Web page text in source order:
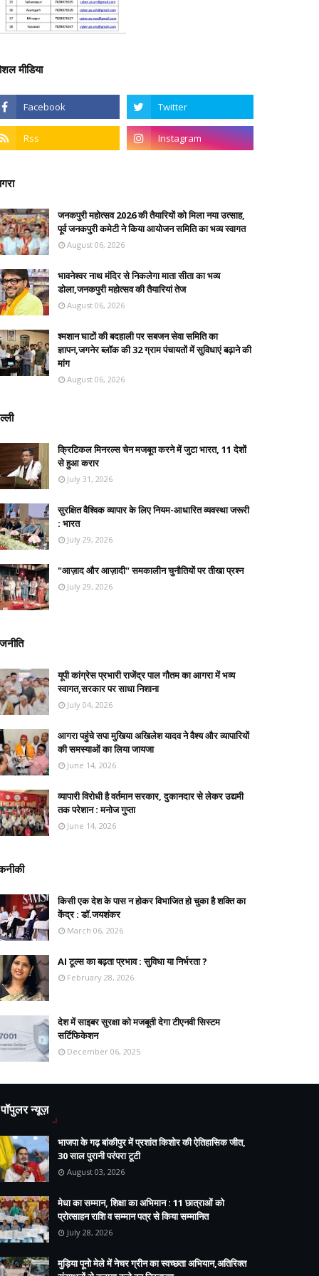
मीडिया
जनकपुरी महोत्सव 2026 की तैयारियों को मिला नया उत्साह,
पूर्व जनकपुरी कमेटी ने किया आयोजन समिति का भव्य स्वागत
August 06, 2026
भावनेश्वर नाथ मंदिर से निकलेगा माता सीता का भव्य
डोला,जनकपुरी महोत्सव की तैयारियां तेज
August 06, 2026
श्मशान घाटों की बदहाली पर सबजन सेवा समिति का
ज्ञापन,जगनेर ब्लॉक की 32 ग्राम पंचायतों में सुविधाएं बढ़ाने की
मांग
August 06, 2026
क्रिटिकल मिनरल्स चेन मजबूत करने में जुटा भारत, 11 देशों
से हुआ करार
July 31, 2026
सुरक्षित वैश्विक व्यापार के लिए नियम-आधारित व्यवस्था जरूरी
: भारत
July 29, 2026
"आज़ाद और आज़ादी" समकालीन चुनौतियों पर तीखा प्रश्न
July 29, 2026
यूपी कांग्रेस प्रभारी राजेंद्र पाल गौतम का आगरा में भव्य
स्वागत,सरकार पर साधा निशाना
July 04, 2026
आगरा पहुंचे सपा मुखिया अखिलेश यादव ने वैश्य और व्यापारियों
की समस्याओं का लिया जायजा
June 14, 2026
व्यापारी विरोधी है वर्तमान सरकार, दुकानदार से लेकर उद्यमी
तक परेशान : मनोज गुप्ता
June 14, 2026
किसी एक देश के पास न होकर विभाजित हो चुका है शक्ति का
केंद्र : डॉ.जयशंकर
March 06, 2026
AI टूल्स का बढ़ता प्रभाव : सुविधा या निर्भरता ?
February 28, 2026
देश में साइबर सुरक्षा को मजबूती देगा टीएनवी सिस्टम
सर्टिफिकेशन
December 06, 2025
पॉपुलर न्यूज़
भाजपा के गढ़ बांकीपुर में प्रशांत किशोर की ऐतिहासिक जीत,
30 साल पुरानी परंपरा टूटी
August 03, 2026
मेधा का सम्मान, शिक्षा का अभिमान : 11 छात्राओं को
प्रोत्साहन राशि व सम्मान पत्र से किया सम्मानित
July 28, 2026
मुड़िया पूनो मेले में नेचर ग्रीन का स्वच्छता अभियान,अतिरिक्त